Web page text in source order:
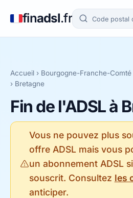
finadsl.fr
Accueil › Bourgogne-Franche-Comté
› Bretagne
Fin de l'ADSL à
Vous ne pouvez plus
offre ADSL mais vous
un abonnement ADSL
souscrit. Consultez les
anticiper.